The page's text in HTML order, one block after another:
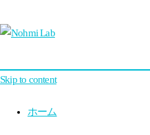
Skip to content
ホーム